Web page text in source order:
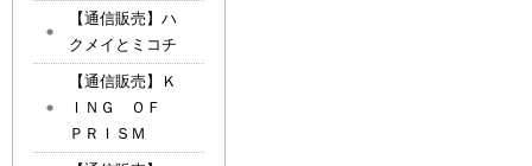
【通信販売】ハ
クメイとミコチ
【通信販売】Ｋ
ＩＮＧ ＯＦ
ＰＲＩＳＭ